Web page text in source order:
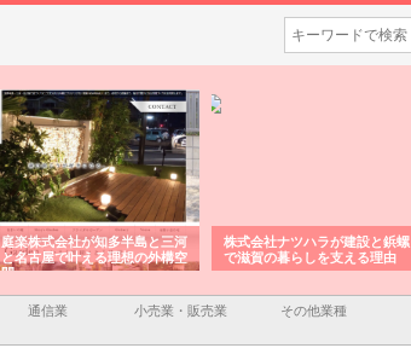
庭楽株式会社が知多半島と三河
と名古屋で叶える理想の外構空
間
株式会社ナツハラが建設と鋲螺
で滋賀の暮らしを支える理由
通信業 小売業・販売業 その他業種